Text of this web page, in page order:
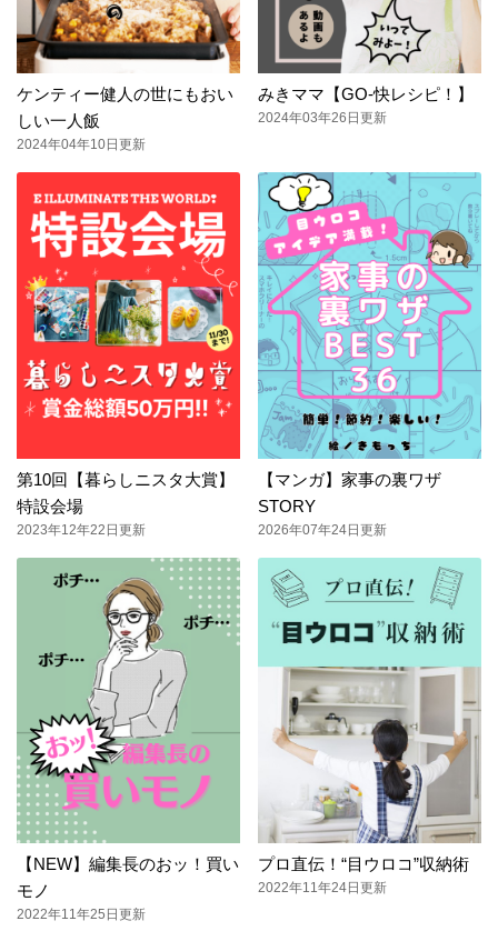
ケンティー健人の世にもおい
しい一人飯
2024年04年10日更新
みきママ【GO-快レシピ！】
2024年03年26日更新
第10回【暮らしニスタ大賞】
特設会場
2023年12年22日更新
【マンガ】家事の裏ワザ
STORY
2026年07年24日更新
【NEW】編集長のおッ！買い
モノ
2022年11年25日更新
プロ直伝！“目ウロコ”収納術
2022年11年24日更新